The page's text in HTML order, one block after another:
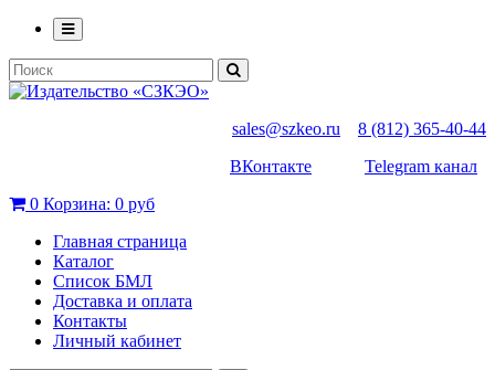
sales@szkeo.ru
8 (812) 365-40-44
ВКонтакте
Telegram канал
0 Корзина: 0 руб
Главная страница
Каталог
Список БМЛ
Доставка и оплата
Контакты
Личный кабинет